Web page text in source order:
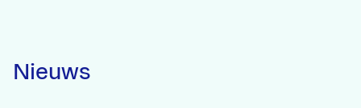
Nieuws